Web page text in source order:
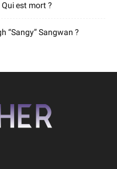
est mort ?
“Sangy” Sangwan ?